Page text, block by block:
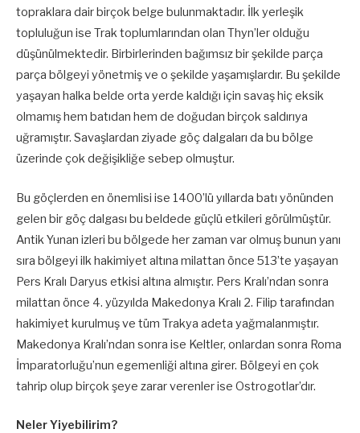
topraklara dair birçok belge bulunmaktadır. İlk yerleşik
topluluğun ise Trak toplumlarından olan Thyn’ler olduğu
düşünülmektedir. Birbirlerinden bağımsız bir şekilde parça
parça bölgeyi yönetmiş ve o şekilde yaşamışlardır. Bu şekilde
yaşayan halka belde orta yerde kaldığı için savaş hiç eksik
olmamış hem batıdan hem de doğudan birçok saldırıya
uğramıştır. Savaşlardan ziyade göç dalgaları da bu bölge
üzerinde çok değişikliğe sebep olmuştur.
Bu göçlerden en önemlisi ise 1400’lü yıllarda batı yönünden
gelen bir göç dalgası bu beldede güçlü etkileri görülmüştür.
Antik Yunan izleri bu bölgede her zaman var olmuş bunun yanı
sıra bölgeyi ilk hakimiyet altına milattan önce 513’te yaşayan
Pers Kralı Daryus etkisi altına almıştır. Pers Kralı’ndan sonra
milattan önce 4. yüzyılda Makedonya Kralı 2. Filip tarafından
hakimiyet kurulmuş ve tüm Trakya adeta yağmalanmıştır.
Makedonya Kralı’ndan sonra ise Keltler, onlardan sonra Roma
İmparatorluğu’nun egemenliği altına girer. Bölgeyi en çok
tahrip olup birçok şeye zarar verenler ise Ostrogotlar’dır.
Neler Yiyebilirim?